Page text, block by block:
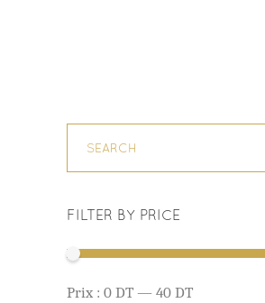
FILTER BY PRICE
Prix
Prix
Prix : 0 DT — 40 DT